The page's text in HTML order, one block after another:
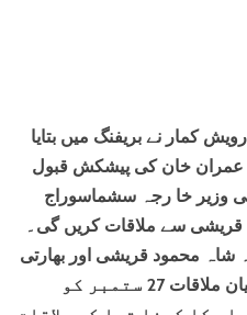
کمار نے بریفنگ میں بتایا
عمران خان کی پیشکش قبول
وزیر خا رجہ سشماسوراج
قریشی سے ملاقات کریں گی۔
شاہ محمود قریشی اور بھارتی
ہم منصب سشما سوراج کے درمیان ملاقات 27 ستمبر کو